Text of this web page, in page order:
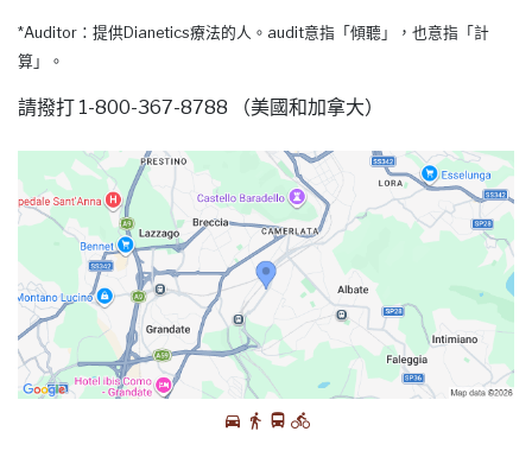
*Auditor：提供Dianetics療法的人。audit意指「傾聽」，也意指「計
算」。
請撥打 1-800-367-8788 （美國和加拿大）